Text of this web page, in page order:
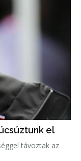
el
távoztak az